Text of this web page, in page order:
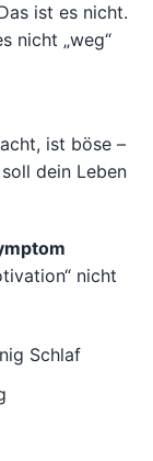
ist es nicht.
nicht „weg“
ist böse –
dein Leben
nicht
Schlaf